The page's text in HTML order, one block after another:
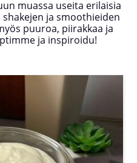
muassa useita erilaisia
ja smoothieiden
puuroa, piirakkaa ja
ja inspiroidu!